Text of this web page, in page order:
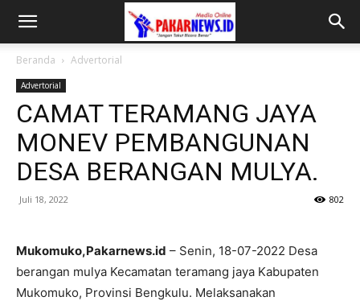
Beranda Advertorial
Advertorial
CAMAT TERAMANG JAYA
MONEV PEMBANGUNAN
DESA BERANGAN MULYA.
Juli 18, 2022 802
Mukomuko,Pakarnews.id – Senin, 18-07-2022 Desa
berangan mulya Kecamatan teramang jaya Kabupaten
Mukomuko, Provinsi Bengkulu. Melaksanakan